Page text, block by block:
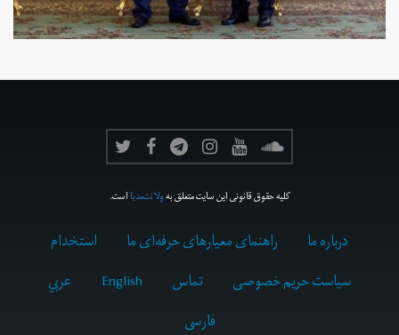
کلیه حقوق قانونی این سایت متعلق بهولانت‌مدیااست.
درباره ما راهنمای معیارهای حرفه‌ای ما
استخدام
سیاست حریم خصوصی
تماس English
عربي
فارسى